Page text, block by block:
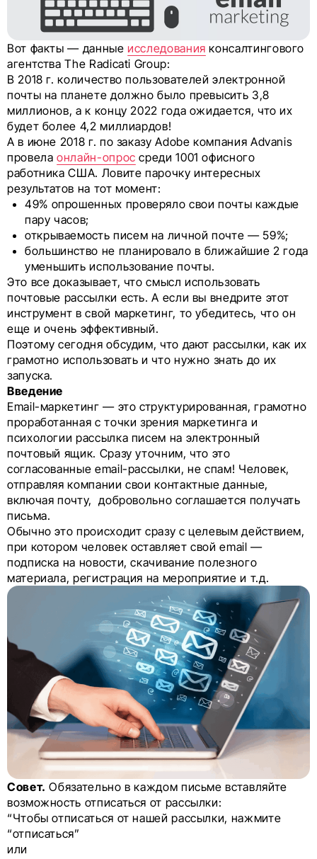
Вот факты — данныеисследования консалтингового
агентства The Radicati Group:
В 2018 г. количество пользователей электронной
почты на планете должно было превысить 3,8
миллионов, а к концу 2022 года ожидается, что их
будет более 4,2 миллиардов!
А в июне 2018 г. по заказу Adobe компания Advanis
провелаонлайн-опрос среди 1001 офисного
работника США. Ловите парочку интересных
результатов на тот момент:
49% опрошенных проверяло свои почты каждые
пару часов;
открываемость писем на личной почте — 59%;
большинство не планировало в ближайшие 2 года
уменьшить использование почты.
Это все доказывает, что смысл использовать
почтовые рассылки есть. А если вы внедрите этот
инструмент в свой маркетинг, то убедитесь, что он
еще и очень эффективный.
Поэтому сегодня обсудим, что дают рассылки, как их
грамотно использовать и что нужно знать до их
запуска.
Введение
Email-маркетинг — это структурированная, грамотно
проработанная с точки зрения маркетинга и
психологии рассылка писем на электронный
почтовый ящик. Сразу уточним, что это
согласованные email-рассылки, не спам! Человек,
отправляя компании свои контактные данные,
включая почту, добровольно соглашается получать
письма.
Обычно это происходит сразу с целевым действием,
при котором человек оставляет свой email —
подписка на новости, скачивание полезного
материала, регистрация на мероприятие и т.д.
Совет. Обязательно в каждом письме вставляйте
возможность отписаться от рассылки:
“Чтобы отписаться от нашей рассылки, нажмите
“отписаться”
или